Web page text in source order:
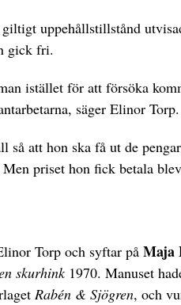
uppehållstillstånd
gick fri.
istället för att försöka
säger Elinor Torp.
så att hon ska få ut de
Men priset hon fick betala
Torp och syftar på Maja
skurhink1970. Manuset
Rabén & Sjögren, och